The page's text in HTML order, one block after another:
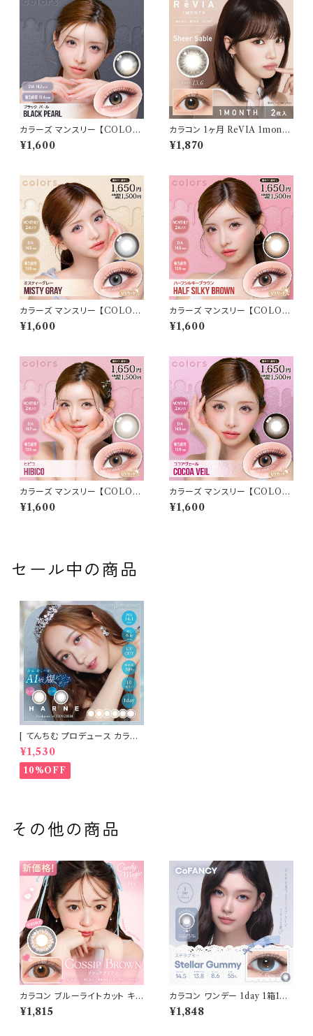
カラーズ マンスリー 【COLOR：
ブラックパール】 【1箱2枚入】【
一条響 イメージモデル 】 韓国
トレンズ
¥1,600
カラコン 1ヶ月 ReVIA 1month
【 COLOR：シアーセーブル】カ
ラコン 1ヶ月 １箱２枚 度あり 度
い
¥1,870
カラーズ マンスリー 【COLOR：
ミスティーグレー】 【1箱2枚入】【
一条響 イメージモデル 】 韓国
トレンズ
¥1,600
カラーズ マンスリー 【COLOR：
ハーフシルキーブラウン】 【1箱2
枚入】【 一条響 イメージモデル
ンタクトレンズ
¥1,600
カラーズ マンスリー 【COLOR：
ヒビコ】 【1箱2枚入】【 一条響 イ
メージモデル 】 韓国系レンズ c
¥1,600
カラーズ マンスリー 【COLOR：
ココアヴェール】 【1箱2枚入】【
一条響 イメージモデル 】 韓国
¥1,600
セール中の商品
[ てんちむ プロデュース カラコ
ン ] HARNE (ハルネ) ワンデー
1day 10枚入り （当日発送） 1da
y
¥1,530
10%OFF
その他の商品
カラコン ブルーライトカット キャ
ンディーマジック ワンデー 【CO
LOR：ゴシップブラウン】1箱10
¥1,815
カラコン ワンデー 1day 1箱10
枚入り コファンシー【COLOR：
ステラグミー】 度あり 度なし 1
¥1,848